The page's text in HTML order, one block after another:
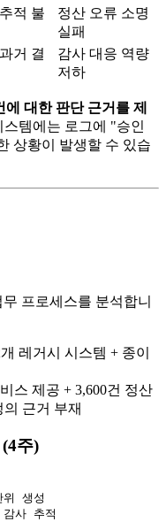
적 불
정산 오류 소명
실패
거 결
감사 대응 역량
저하
대한 판단 근거를 제
템에는 로그에 "승인
상황이 발생할 수 있습
프로세스를 분석합니
레거시 시스템 + 종이
스 제공 + 3,600건 정산
근거 부재
주)
생성
사 추적